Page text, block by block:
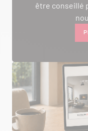
ALIVAL
7 IMPASSE DE LA
Itinéraire
Tél :
05 53 58 69 46
Voir la fiche
VOIR LE SITE
être conseillé